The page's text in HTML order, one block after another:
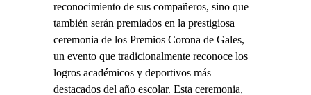
reconocimiento de sus compañeros, sino que
también serán premiados en la prestigiosa
ceremonia de los Premios Corona de Gales,
un evento que tradicionalmente reconoce los
logros académicos y deportivos más
destacados del año escolar. Esta ceremonia,